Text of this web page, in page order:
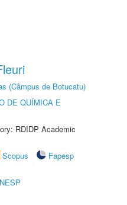
(Câmpus de Botucatu)
DE QUÍMICA E
RDIDP Academic
Scopus
Fapesp